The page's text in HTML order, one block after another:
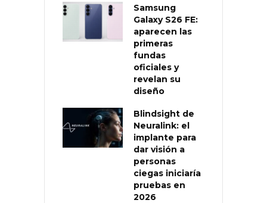
Samsung
Galaxy S26 FE:
aparecen las
primeras
fundas
oficiales y
revelan su
diseño
Blindsight de
Neuralink: el
implante para
dar visión a
personas
ciegas iniciaría
pruebas en
2026